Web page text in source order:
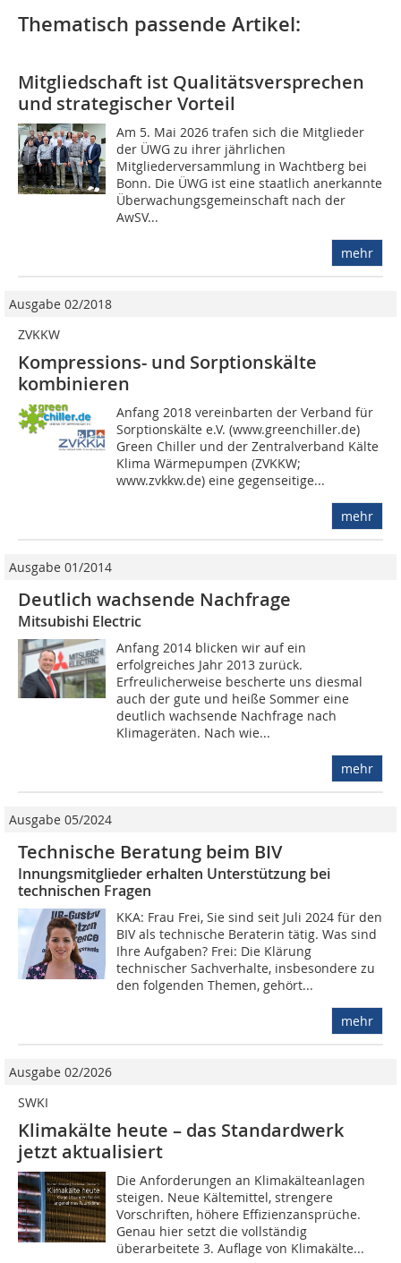
Thematisch passende Artikel:
Mitgliedschaft ist Qualitätsversprechen
und strategischer Vorteil
Am 5. Mai 2026 trafen sich die Mitglieder
der ÜWG zu ihrer jährlichen
Mitgliederversammlung in Wachtberg bei
Bonn. Die ÜWG ist eine staatlich anerkannte
Überwachungsgemeinschaft nach der
AwSV...
mehr
Ausgabe 02/2018
ZVKKW
Kompressions- und Sorptionskälte
kombinieren
Anfang 2018 vereinbarten der Verband für
Sorptionskälte e.V. (www.greenchiller.de)
Green Chiller und der Zentralverband Kälte
Klima Wärmepumpen (ZVKKW;
www.zvkkw.de) eine gegenseitige...
mehr
Ausgabe 01/2014
Deutlich wachsende Nachfrage
Mitsubishi Electric
Anfang 2014 blicken wir auf ein
erfolgreiches Jahr 2013 zurück.
Erfreulicherweise bescherte uns diesmal
auch der gute und heiße Sommer eine
deutlich wachsende Nachfrage nach
Klimageräten. Nach wie...
mehr
Ausgabe 05/2024
Technische Beratung beim BIV
Innungsmitglieder erhalten Unterstützung bei
technischen Fragen
KKA: Frau Frei, Sie sind seit Juli 2024 für den
BIV als technische Beraterin tätig. Was sind
Ihre Aufgaben? Frei: Die Klärung
technischer Sachverhalte, insbesondere zu
den folgenden Themen, gehört...
mehr
Ausgabe 02/2026
SWKI
Klimakälte heute – das Standardwerk
jetzt aktualisiert
Die Anforderungen an Klimakälteanlagen
steigen. Neue Kältemittel, strengere
Vorschriften, höhere Effizienzansprüche.
Genau hier setzt die vollständig
überarbeitete 3. Auflage von Klimakälte...